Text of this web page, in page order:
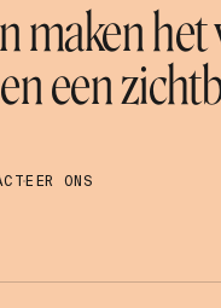
maken
een
ONS